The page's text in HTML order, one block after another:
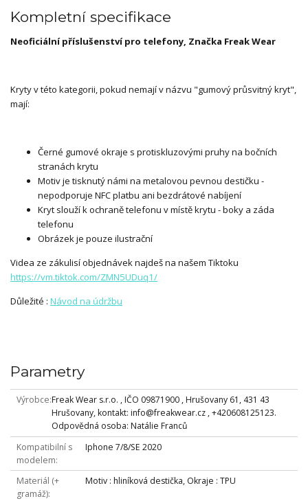
Kompletní specifikace
Neoficiální příslušenství pro telefony, Značka Freak Wear
Kryty v této kategorii, pokud nemají v názvu "gumový průsvitný kryt",
mají:
Černé gumové okraje s protiskluzovými pruhy na bočních
stranách krytu
Motiv je tisknutý námi na metalovou pevnou destičku -
nepodporuje NFC platbu ani bezdrátové nabíjení
Kryt slouží k ochraně telefonu v místě krytu - boky a záda
telefonu
Obrázek je pouze ilustrační
Videa ze zákulisí objednávek najdeš na našem Tiktoku
https://vm.tiktok.com/ZMN5UDuq1/
Důležité : Návod na údržbu
Parametry
Výrobce Freak Wear s.r.o. , IČO 09871900 , Hrušovany 61, 431 43
Hrušovany, kontakt: info@freakwear.cz , +420608125123.
Odpovědná osoba: Natálie Franců
Kompatibilní s
modelem
Iphone 7/8/SE 2020
Materiál (+
gramáž)
Motiv : hliníková destička, Okraje : TPU